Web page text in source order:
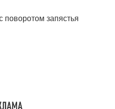
поворотом запястья